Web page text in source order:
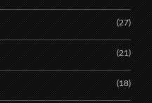
(27)
(21)
(18)